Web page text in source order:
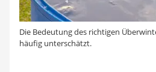
Die Bedeutung des richtigen
häufig unterschätzt.